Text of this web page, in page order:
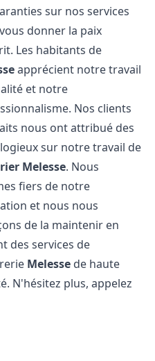
sur nos services
donner la paix
Les habitants de
apprécient notre travail
et notre
Nos clients
nous ont attribué des
sur notre travail de
Melesse. Nous
fiers de notre
et nous nous
de la maintenir en
des services de
Melesse de haute
N'hésitez plus, appelez